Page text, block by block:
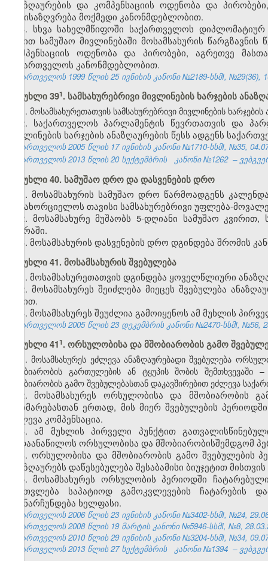
ანაზღაურების და კომპენსაციის ოდენობა და
განისაზღვრება მოქმედი კანონმდებლობით.
3. სხვა სახელმწიფოში საქართველოს
წესით სამუშაო მივლინებაში მოსამსახურის
კომპენსაციის ოდენობა და პირობები, აგრეთვე
საქართველოს კანონმდებლობით.
საქართველოს 1999 წლის 25 ივნისის კანონი №2189-სსმI, №29(36),
მუხლი 39​1. სამსახურებრივი მივლინების ხარჯების
1. მოსამსახურეთათვის სამსახურებრივი მივლინების
2. საქართველოს პარლამენტის წევრთათვის და
მივლინების ხარჯების ანაზღაურების წესს ადგენს
საქართველოს 2005 წლის 17 ივნისის კანონი №1710-სსმI, №35,
საქართველოს 2013 წლის 20 სექტემბრის
კანონი №1262 –
მუხლი 40. სამუშაო დრო და დასვენების დრო
1. მოსამსახურის სამუშაო დრო წარმოადგენს
განახორციელოს თავისი სამსახურებრივი უფლება-
2. მოსამსახურე მუშაობს 5-დღიანი სამუშაო
კვირაში.
3. მოსამსახურის დასვენების დრო დგინდება შრომის
მუხლი41. მოსამსახურისშვებულება
1. მოსამსახურეთათვის დგინდება ყოველწლიური
2. მოსამსახურეს შეიძლება მიეცეს შვებულება
წესით.
3. მოსამსახურეს შეუძლია გამოიყენოს ამ მუხლის
საქართველოს 2005 წლის 23 დეკემბრის კანონი №2470-სსმI, №56,
მუხლი 41​1. ორსულობისა და მშობიარობის გამო
1.მოსამსახურეს ეძლევა ანაზღაურებადი შვებულება
მშობიარობის გართულების ან ტყუპის შობის შემთხვევაში
მშობიარობის გამო შვებულებასთან დაკავშირებით ეძლევა
2. მოსამსახურეს ორსულობისა და მშობიარობის
დახმარებასთან ერთად, მის მიერ შვებულების
ეძლევა კომპენსაცია.
3. ამ მუხლის პირველი პუნქტით
გადაანაწილოს ორსულობისა და მშობიარობისშემდგომ
4. ორსულობისა და მშობიარობის გამო შვებულების
ანაზღაურებს დაწესებულება შესაბამისი ბიუჯეტით
5. მოსამსახურეს ორსულობის პერიოდში
ჩაეთვლება საპატიოდ გამოკვლევების ჩატარების
შეუნარჩუნდება ხელფასი.
საქართველოს 2006 წლის 23 ივნისის კანონი №3402-სსმI, №24,
საქართველოს 2008 წლის 19 მარტის კანონი №5946-სსმI, №8,
საქართველოს 2010 წლის 29 ივნისის კანონი №3204-სსმI, №34,
საქართველოს 2013 წლის 27 სექტემბრის
კანონი №1394 –